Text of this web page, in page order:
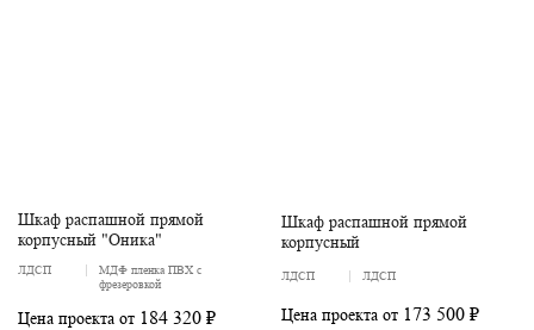
Шкаф распашной прямой
корпусный "Оника"
ЛДСП
МДФ пленка ПВХ с
фрезеровкой
Цена проекта от 184 320 ₽
Шкаф распашной прямой
корпусный
ЛДСП ЛДСП
Цена проекта от 173 500 ₽